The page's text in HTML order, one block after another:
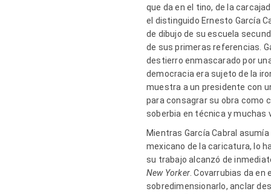
que da en el tino, de la
el distinguido Ernesto García
de dibujo de su escuela
de sus primeras referencias.
destierro enmascarado por
democracia era sujeto de la
muestra a un presidente con
para consagrar su obra como
soberbia en técnica y
Mientras García Cabral
mexicano de la caricatura, lo
su trabajo alcanzó de
New Yorker. Covarrubias da
sobredimensionarlo, anclar